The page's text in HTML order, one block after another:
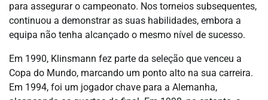
para assegurar o campeonato. Nos torneios subsequentes,
continuou a demonstrar as suas habilidades, embora a
equipa não tenha alcançado o mesmo nível de sucesso.
Em 1990, Klinsmann fez parte da seleção que venceu a
Copa do Mundo, marcando um ponto alto na sua carreira.
Em 1994, foi um jogador chave para a Alemanha,